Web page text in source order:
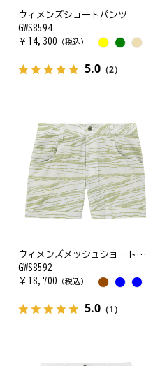
ウィメンズショートパンツ
GWS8594
￥ 14,300 （税込）
5.0 （2）
ウィメンズメッシュショートパンツ
GWS8592
￥ 18,700 （税込）
5.0 （1）